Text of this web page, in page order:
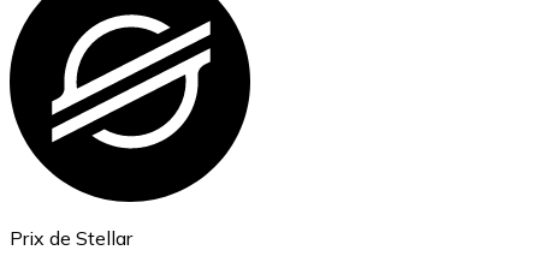
Ethereum
ETH
Prix de Stellar